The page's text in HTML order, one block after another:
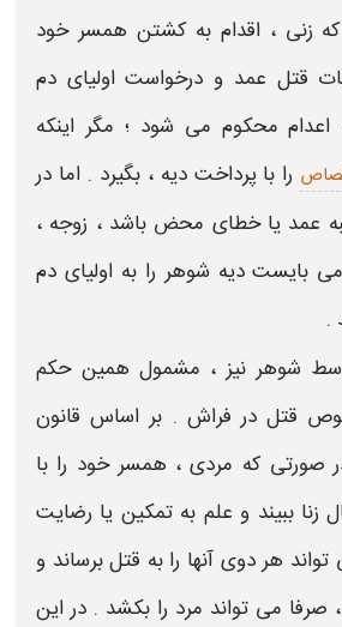
زنی ، اقدام به کشتن همسر خود
قتل عمد و درخواست اولیای دم
اعدام محکوم می شود ؛ مگر اینکه
را با پرداخت دیه ، بگیرد . اما در
عمد یا خطای محض باشد ، زوجه ،
بایست دیه شوهر را به اولیای دم
.
شوهر نیز ، مشمول همین حکم
قتلدر فراش . بر اساس قانون
صورتی که مردی ، همسر خود را با
زنا ببیند و علم به تمکین یا رضایت
هر دوی آنها را به قتلبرساند و
صرفا می تواند مرد را بکشد . در این